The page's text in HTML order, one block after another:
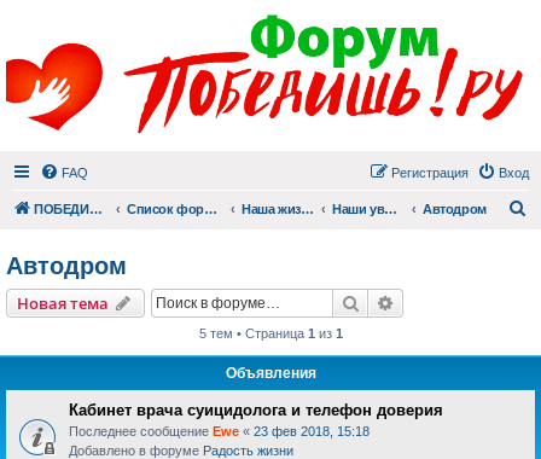
FAQ Вход
Регистрация
ПОБЕДИШЬ.РУ Список форумов Наша жизнь (не всё же о суициде!) Наши увлечения Автодром
Автодром
Новая тема Поиск
5 тем • Страница 1 из 1
Объявления
Кабинет врача суицидолога и телефон доверия
Последнее сообщение Ewe « 23 фев 2018, 15:18
Добавлено в форуме Радость жизни